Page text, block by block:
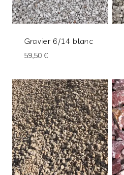
Gravier 6/14 blanc
59,50 €